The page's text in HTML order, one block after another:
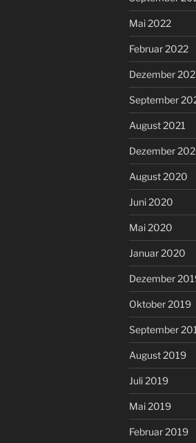
Mai 2022
Februar 2022
Dezember
September
August 2021
Dezember
August 2020
Juni 2020
Mai 2020
Januar 2020
Dezember
Oktober 2019
September
August 2019
Juli 2019
Mai 2019
Februar 2019